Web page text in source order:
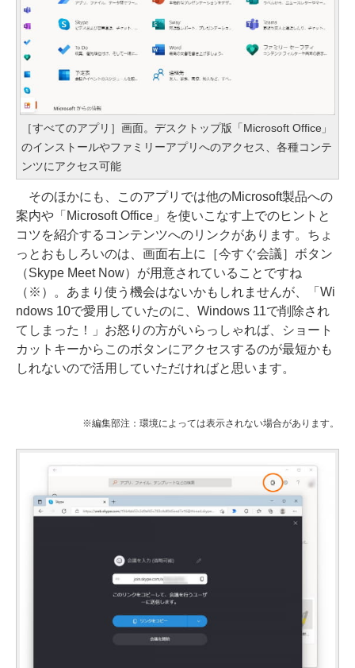
［すべてのアプリ］画面。デスクトップ版「Microsoft Office」
のインストールやファミリーアプリへのアクセス、各種コンテ
ンツにアクセス可能
そのほかにも、このアプリでは他のMicrosoft製品への
案内や「Microsoft Office」を使いこなす上でのヒントと
コツを紹介するコンテンツへのリンクがあります。ちょ
っとおもしろいのは、画面右上に［今すぐ会議］ボタン
（Skype Meet Now）が用意されていることですね
（※）。あまり使う機会はないかもしれませんが、「Wi
ndows 10で愛用していたのに、Windows 11で削除され
てしまった！」お怒りの方がいらっしゃれば、ショート
カットキーからこのボタンにアクセスするのが最短かも
しれないので活用していただければと思います。
※編集部注：環境によっては表示されない場合があります。